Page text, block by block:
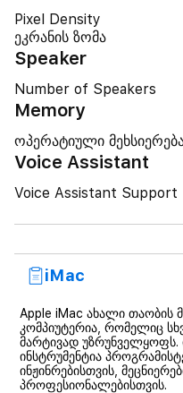
Pixel Density
ეკრანის ზომა
Speaker
Number of Speakers
Memory
ოპერატიული
Voice Assistant
Voice Assistant Support
iMac
Apple iMac ახალი
კომპიუტერია, რომელიც
მარტივად უზრუნველყოფს.
ინსტრუმენტია
ინჟინრებისთვის,
პროფესიონალებისთვის.